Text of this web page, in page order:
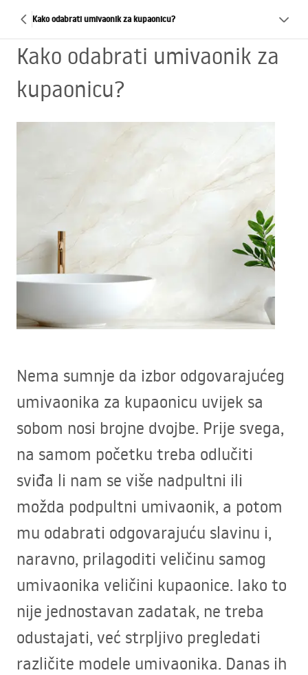
Kako odabrati umivaonik za kupaonicu?
Kako odabrati umivaonik za
kupaonicu?
Nema sumnje da izbor odgovarajućeg
umivaonika za kupaonicu uvijek sa
sobom nosi brojne dvojbe. Prije svega,
na samom početku treba odlučiti
sviđa li nam se više nadpultni ili
možda podpultni umivaonik, a potom
mu odabrati odgovarajuću slavinu i,
naravno, prilagoditi veličinu samog
umivaonika veličini kupaonice. Iako to
nije jednostavan zadatak, ne treba
odustajati, već strpljivo pregledati
različite modele umivaonika. Danas ih